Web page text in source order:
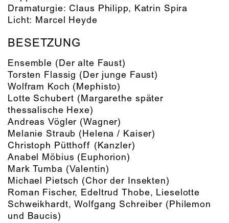
Dramaturgie: Claus Philipp, Katrin Spira
Licht: Marcel Heyde
BESETZUNG
Ensemble (Der alte Faust)
Torsten Flassig (Der junge Faust)
Wolfram Koch (Mephisto)
Lotte Schubert (Margarethe später
thessalische Hexe)
Andreas Vögler (Wagner)
Melanie Straub (Helena / Kaiser)
Christoph Pütthoff (Kanzler)
Anabel Möbius (Euphorion)
Mark Tumba (Valentin)
Michael Pietsch (Chor der Insekten)
Roman Fischer, Edeltrud Thobe, Lieselotte
Schweikhardt, Wolfgang Schreiber (Philemon
und Baucis)